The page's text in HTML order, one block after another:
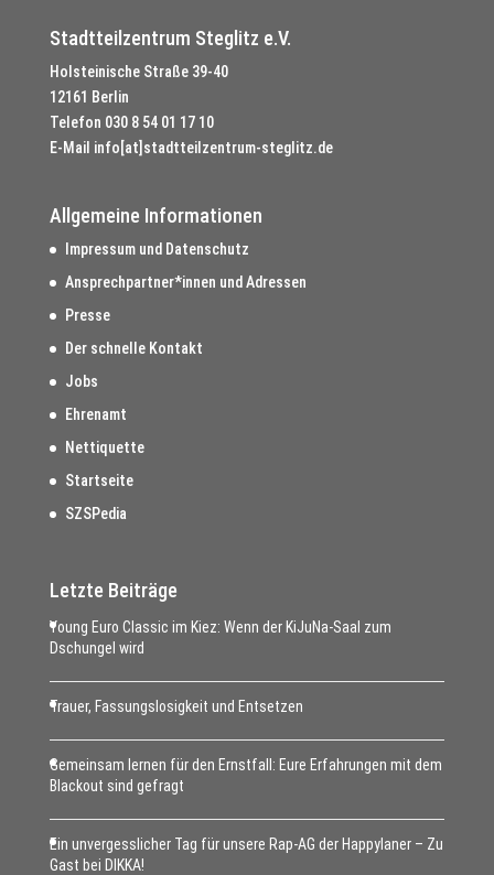
Stadtteilzentrum Steglitz e.V.
Holsteinische Straße 39-40
12161 Berlin
Telefon 030 8 54 01 17 10
E-Mail info[at]stadtteilzentrum-steglitz.de
Allgemeine Informationen
Impressum und Datenschutz
Ansprechpartner*innen und Adressen
Presse
Der schnelle Kontakt
Jobs
Ehrenamt
Nettiquette
Startseite
SZSPedia
Letzte Beiträge
Young Euro Classic im Kiez: Wenn der KiJuNa-Saal zum
Dschungel wird
Trauer, Fassungslosigkeit und Entsetzen
Gemeinsam lernen für den Ernstfall: Eure Erfahrungen mit dem
Blackout sind gefragt
Ein unvergesslicher Tag für unsere Rap-AG der Happylaner – Zu
Gast bei DIKKA!